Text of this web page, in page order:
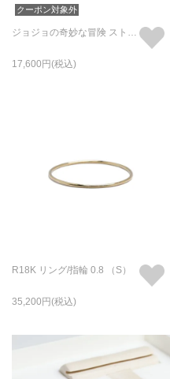
クーポン対象外
ジョジョの奇妙な冒険 ストーンオーシャン Wsリング/指輪
17,600
R18K リング/指輪 0.8 （S）
35,200